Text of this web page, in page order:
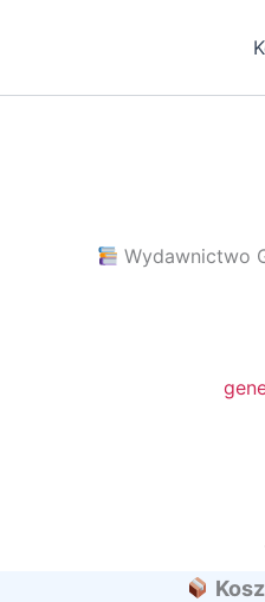
Wydawnictwo